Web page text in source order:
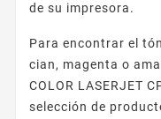
de su impresora.
Para encontrar el
cian, magenta o
COLOR LASERJET
selección de